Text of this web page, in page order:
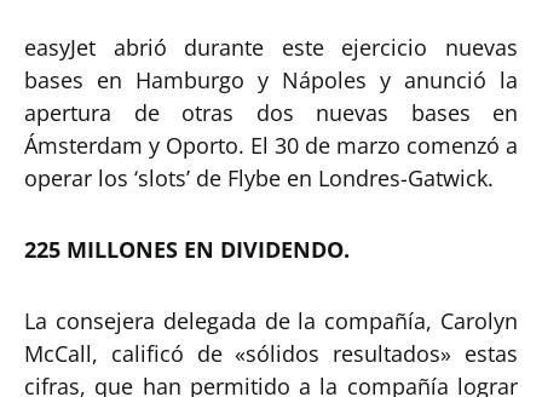
easyJet abrió durante este ejercicio nuevas
bases en Hamburgo y Nápoles y anunció la
apertura de otras dos nuevas bases en
Ámsterdam y Oporto. El 30 de marzo comenzó a
operar los ‘slots’ de Flybe en Londres-Gatwick.
225 MILLONES EN DIVIDENDO.
La consejera delegada de la compañía, Carolyn
McCall, calificó de «sólidos resultados» estas
cifras, que han permitido a la compañía lograr